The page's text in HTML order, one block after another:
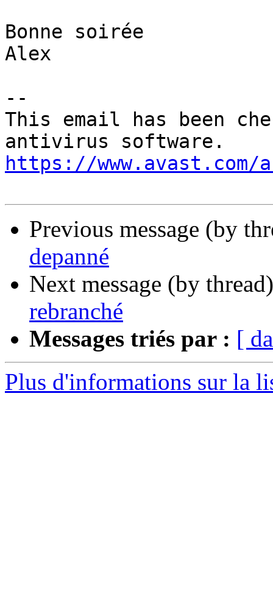
Bonne soirée
Alex
--
This email has been
https://
Previous message (by
depanné
Next message (by
rebranché
Messages triés par : [
Plus d'informations sur la